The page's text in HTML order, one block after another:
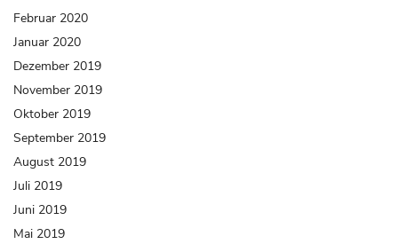
Februar 2020
Januar 2020
Dezember 2019
November 2019
Oktober 2019
September 2019
August 2019
Juli 2019
Juni 2019
Mai 2019